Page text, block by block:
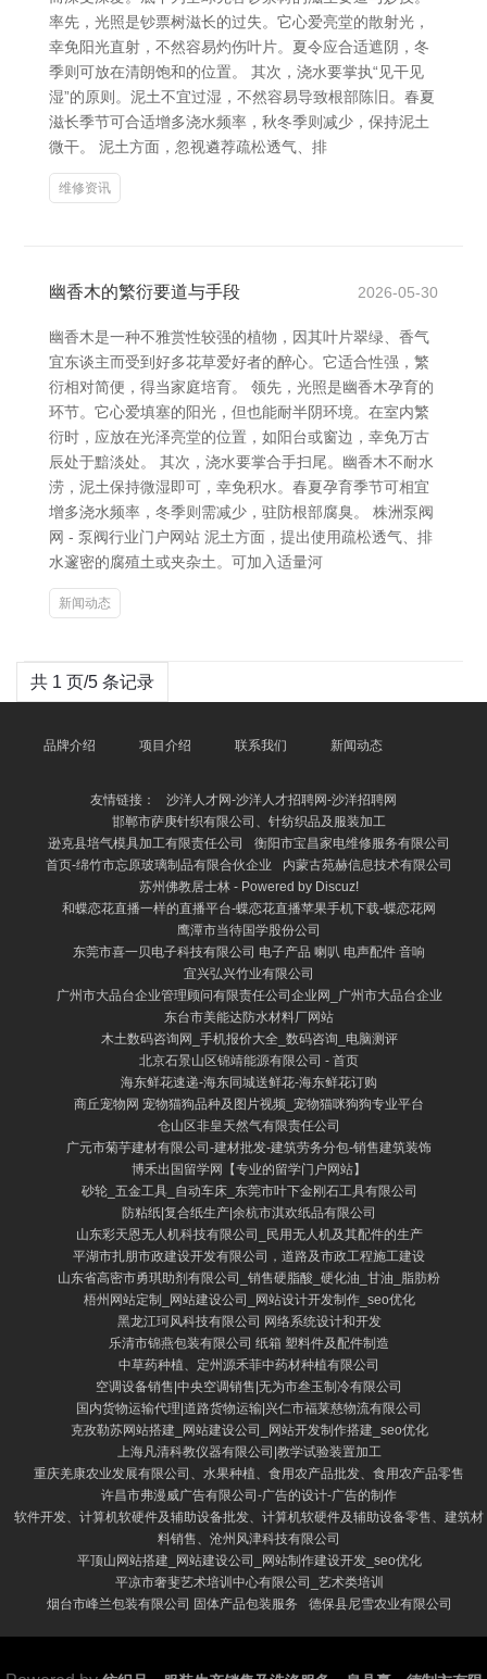
率先，光照是钞票树滋长的过失。它心爱亮堂的散射光，
幸免阳光直射，不然容易灼伤叶片。夏令应合适遮阴，冬
季则可放在清朗饱和的位置。 其次，浇水要掌执“见干见
湿”的原则。泥土不宜过湿，不然容易导致根部陈旧。春夏
滋长季节可合适增多浇水频率，秋冬季则减少，保持泥土
微干。 泥土方面，忽视遴荐疏松透气、排
维修资讯
幽香木的繁衍要道与手段 2026-05-30
幽香木是一种不雅赏性较强的植物，因其叶片翠绿、香气
宜东谈主而受到好多花草爱好者的醉心。它适合性强，繁
衍相对简便，得当家庭培育。 领先，光照是幽香木孕育的
环节。它心爱填塞的阳光，但也能耐半阴环境。在室内繁
衍时，应放在光泽亮堂的位置，如阳台或窗边，幸免万古
辰处于黯淡处。 其次，浇水要掌合手扫尾。幽香木不耐水
涝，泥土保持微湿即可，幸免积水。春夏孕育季节可相宜
增多浇水频率，冬季则需减少，驻防根部腐臭。 株洲泵阀
网 - 泵阀行业门户网站 泥土方面，提出使用疏松透气、排
水邃密的腐殖土或夹杂土。可加入适量河
新闻动态
共 1 页/5 条记录
品牌介绍 项目介绍 联系我们 新闻动态
友情链接：
沙洋人才网-沙洋人才招聘网-沙洋招聘网
邯郸市萨庚针织有限公司、针纺织品及服装加工
逊克县培气模具加工有限责任公司
衡阳市宝昌家电维修服务有限公司
首页-绵竹市忘原玻璃制品有限合伙企业
内蒙古苑赫信息技术有限公司
苏州佛教居士林 - Powered by Discuz!
和蝶恋花直播一样的直播平台-蝶恋花直播苹果手机下载-蝶恋花网
鹰潭市当待国学股份公司
东莞市喜一贝电子科技有限公司 电子产品 喇叭 电声配件 音响
宜兴弘兴竹业有限公司
广州市大品台企业管理顾问有限责任公司企业网_广州市大品台企业
东台市美能达防水材料厂网站
木土数码咨询网_手机报价大全_数码咨询_电脑测评
北京石景山区锦靖能源有限公司 - 首页
海东鲜花速递-海东同城送鲜花-海东鲜花订购
商丘宠物网 宠物猫狗品种及图片视频_宠物猫咪狗狗专业平台
仓山区非皇天然气有限责任公司
广元市菊芋建材有限公司-建材批发-建筑劳务分包-销售建筑装饰
博禾出国留学网【专业的留学门户网站】
砂轮_五金工具_自动车床_东莞市叶下金刚石工具有限公司
防粘纸|复合纸生产|余杭市淇欢纸品有限公司
山东彩天恩无人机科技有限公司_民用无人机及其配件的生产
平湖市扎朋市政建设开发有限公司，道路及市政工程施工建设
山东省高密市勇琪助剂有限公司_销售硬脂酸_硬化油_甘油_脂肪粉
梧州网站定制_网站建设公司_网站设计开发制作_seo优化
黑龙江珂风科技有限公司 网络系统设计和开发
乐清市锦燕包装有限公司 纸箱 塑料件及配件制造
中草药种植、定州源禾菲中药材种植有限公司
空调设备销售|中央空调销售|无为市叁玉制冷有限公司
国内货物运输代理|道路货物运输|兴仁市福莱慈物流有限公司
克孜勒苏网站搭建_网站建设公司_网站开发制作搭建_seo优化
上海凡清科教仪器有限公司|教学试验装置加工
重庆羌康农业发展有限公司、水果种植、食用农产品批发、食用农产品零售
许昌市弗漫威广告有限公司-广告的设计-广告的制作
软件开发、计算机软硬件及辅助设备批发、计算机软硬件及辅助设备零售、建筑材
料销售、沧州风津科技有限公司
平顶山网站搭建_网站建设公司_网站制作建设开发_seo优化
平凉市奢斐艺术培训中心有限公司_艺术类培训
烟台市峰兰包装有限公司 固体产品包装服务
德保县尼雪农业有限公司